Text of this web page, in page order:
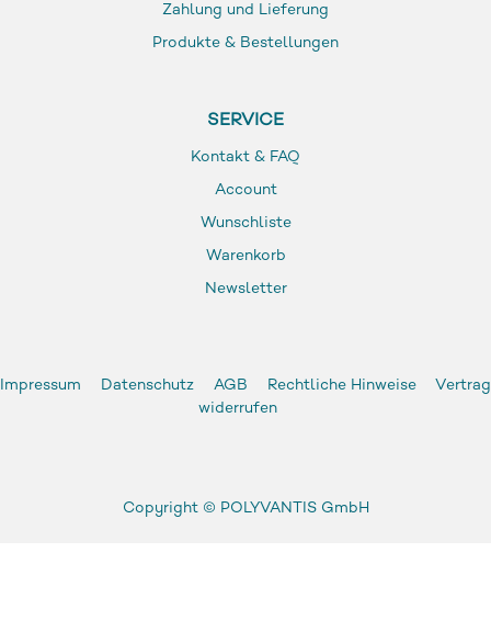
Zahlung und Lieferung
Produkte & Bestellungen
SERVICE
Kontakt & FAQ
Account
Wunschliste
Warenkorb
Newsletter
Impressum Datenschutz AGB Rechtliche Hinweise
Vertrag
widerrufen
Copyright © POLYVANTIS GmbH